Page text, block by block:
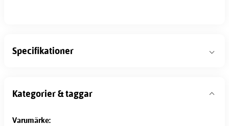
Specifikationer
Kategorier & taggar
Varumärke: